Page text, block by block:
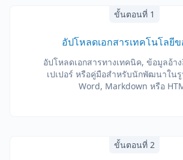
ขั้นตอนที่ 1
อัปโหลดเอกสารเทคโนโลยี
อัปโหลดเอกสารทางเทคนิค, ข้อมูลอ้าง
เปเปอร์ หรือคู่มือสำหรับนักพัฒนาในรู
Word, Markdown หรือ
ขั้นตอนที่ 2